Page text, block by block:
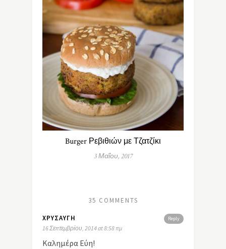
Burger Ρεβιθιών με Τζατζίκι
3 Μαΐου, 2017
35 COMMENTS
Reply
ΧΡΥΣΑΥΓΉ
16 Σεπτεμβρίου, 2014 at 8:58 πμ
Καλημέρα Εύη!